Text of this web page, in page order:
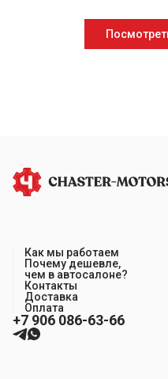
Как мы работаем
Почему дешевле,
чем в автосалоне?
Контакты
Доставка
Оплата
+7 906 086-63-66